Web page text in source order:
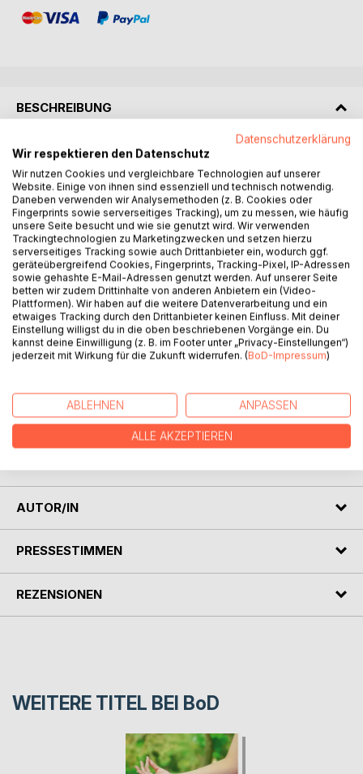
BESCHREIBUNG
Edward Bach entwirft mit seiner Blütentherapie ein
ganzheitliches Heilungssystem, welches auf den
Grundprinzipien aller großen Weisheitslehren basiert. Er
beschreibt 12 Heilerblüten, 7 Helferblüten und weitere 19
Blüten und ordnet alle 38 Blüten in ein System mit 7
Gruppen. Diese Gruppenbildungen dürfen nicht ignoriert
werden, denn sie sind der wesentliche Zugang zur Kunst
seines Werkes.
Edward Bach hat die Heilung des Menschen als Prozess
einer inneren Reifung erkannt. Dieser Prozess bildet sich in
der Blütenordnung ab. Im Heilungssystem der Bachblüten
begegnet uns der Weg des Menschen durch die
Dieses Buch erklärt erstmals schlüssig die Ordnung der 38
Blüten in den 7 Gruppen und führt die Bachblütentherapie
zurück zum ursprünglichen Ansatz seines Schöpfers
AUTOR/IN
PRESSESTIMMEN
REZENSIONEN
WEITERE TITEL BEI BoD
Datenschutzerklärung
Wir respektieren den Datenschutz
Wir nutzen Cookies und vergleichbare Technologien auf unserer
Website. Einige von ihnen sind essenziell und technisch notwendig.
Daneben verwenden wir Analysemethoden (z. B. Cookies oder
Fingerprints sowie serverseitiges Tracking), um zu messen, wie häufig
unsere Seite besucht und wie sie genutzt wird. Wir verwenden
Trackingtechnologien zu Marketingzwecken und setzen hierzu
serverseitiges Tracking sowie auch Drittanbieter ein, wodurch ggf.
geräteübergreifend Cookies, Fingerprints, Tracking-Pixel, IP-Adressen
sowie gehashte E-Mail-Adressen genutzt werden. Auf unserer Seite
betten wir zudem Drittinhalte von anderen Anbietern ein (Video-
Plattformen). Wir haben auf die weitere Datenverarbeitung und ein
etwaiges Tracking durch den Drittanbieter keinen Einfluss. Mit deiner
Einstellung willigst du in die oben beschriebenen Vorgänge ein. Du
kannst deine Einwilligung (z. B. im Footer unter „Privacy-Einstellungen“)
jederzeit mit Wirkung für die Zukunft widerrufen. (BoD-Impressum)
ABLEHNEN ANPASSEN
ALLE AKZEPTIEREN